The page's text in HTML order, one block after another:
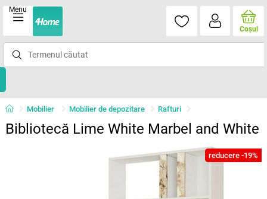
Menu
Coşul
Mobilier Mobilier de depozitare Rafturi
Bibliotecă Lime White Marbel and White
reducere -19%